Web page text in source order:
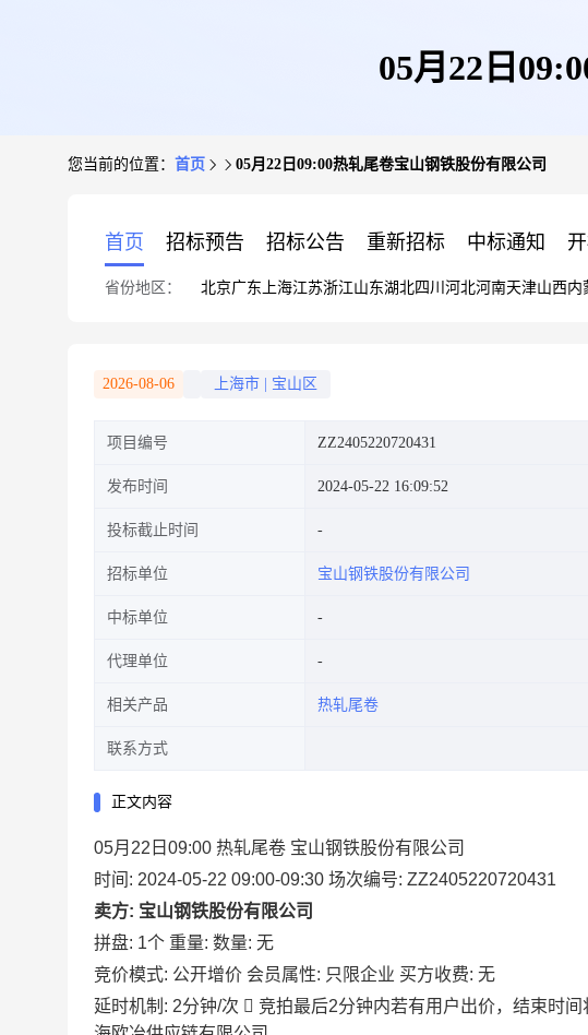
05月22日
您当前的位置： 首页 05月22日09:00热轧尾卷宝山钢铁股份有限公司
首页 招标预告 招标公告 重新招标 中标通知
省份地区： 北京广东 上海江苏浙江山东湖北四川 河北河南天津山西内
2026-08-06 上海市 宝山区
项目编号 ZZ2405220720431
发布时间 2024-05-22 16:09:52
投标截止时间
招标单位 宝山钢铁股份有限公司
中标单位
代理单位
相关产品 热轧尾卷
联系方式
正文内容
05月22日09:00 热轧尾卷 宝山钢铁股份有限公司
时间: 2024-05-22 09:00-09:30 场次编号: ZZ2405220720431
卖方: 宝山钢铁股份有限公司
拼盘: 1个 重量: 数量: 无
竞价模式: 公开增价 会员属性: 只限企业 买方收费: 无
延时机制: 2分钟/次  竞拍最后2分钟内若有用户出价，结束时间